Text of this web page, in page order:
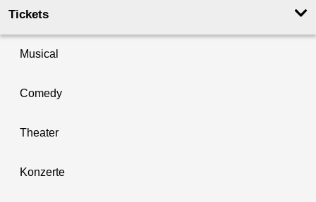
Tickets
Musical
Comedy
Theater
Konzerte